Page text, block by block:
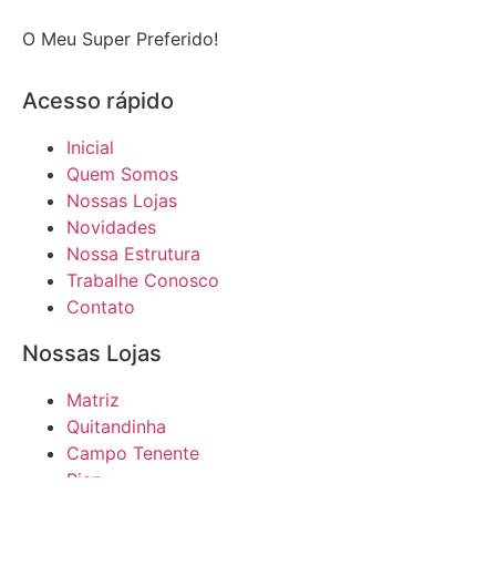
O Meu Super Preferido!
Acesso rápido
Inicial
Quem Somos
Nossas Lojas
Novidades
Nossa Estrutura
Trabalhe Conosco
Contato
Nossas Lojas
Matriz
Quitandinha
Campo Tenente
Pien